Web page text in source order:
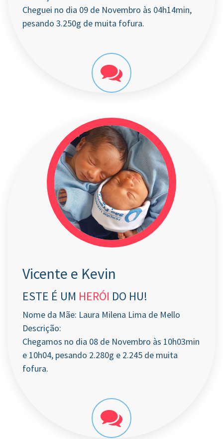
Cheguei no dia 09 de Novembro às 04h14min,
pesando 3.250g de muita fofura.
Vicente e Kevin
ESTE É UM HERÓI DO HU!
Nome da Mãe: Laura Milena Lima de Mello
Descrição:
Chegamos no dia 08 de Novembro às 10h03min
e 10h04, pesando 2.280g e 2.245 de muita
fofura.